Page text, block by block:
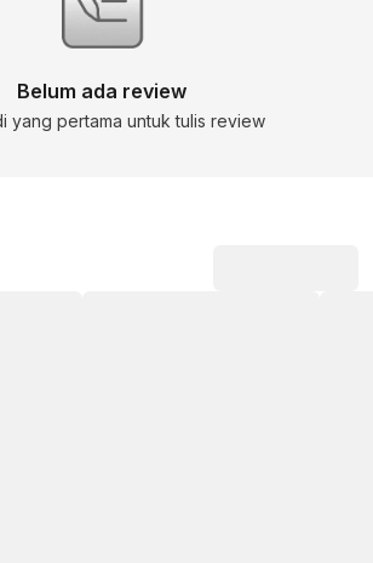
Belum ada review
yang pertama untuk tulis review